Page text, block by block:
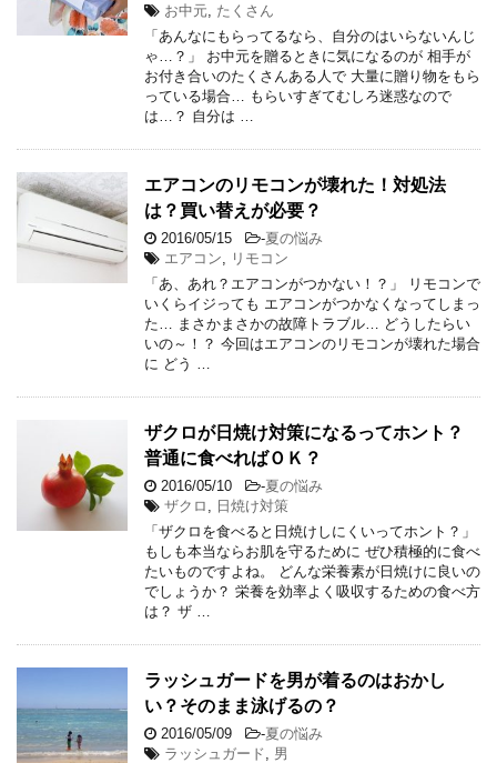
お中元 たくさん
「あんなにもらってるなら、自分のはいらないんじ
ゃ…？」 お中元を贈るときに気になるのが 相手が
お付き合いのたくさんある人で 大量に贈り物をもら
っている場合… もらいすぎてむしろ迷惑なので
は…？ 自分は …
エアコンのリモコンが壊れた！対処法
は？買い替えが必要？
2016/05/15 -夏の悩み
エアコン
リモコン
「あ、あれ？エアコンがつかない！？」 リモコンで
いくらイジっても エアコンがつかなくなってしまっ
た… まさかまさかの故障トラブル… どうしたらい
いの～！？ 今回はエアコンのリモコンが壊れた場合
に どう …
ザクロが日焼け対策になるってホント？
普通に食べればＯＫ？
2016/05/10 -夏の悩み
ザクロ
日焼け対策
「ザクロを食べると日焼けしにくいってホント？」
もしも本当ならお肌を守るために ぜひ積極的に食べ
たいものですよね。 どんな栄養素が日焼けに良いの
でしょうか？ 栄養を効率よく吸収するための食べ方
は？ ザ …
ラッシュガードを男が着るのはおかし
い？そのまま泳げるの？
2016/05/09 -夏の悩み
ラッシュガード
男